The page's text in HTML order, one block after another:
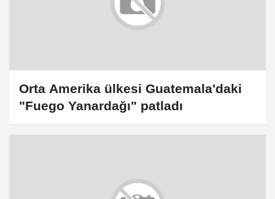
Orta Amerika ülkesi Guatemala'daki
"Fuego Yanardağı" patladı